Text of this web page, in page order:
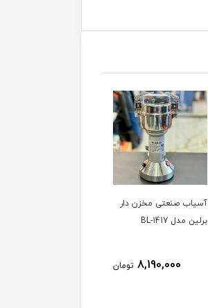
سرخ کن بدون روغن
هانوور مدل 1799
21,480,000 تومان